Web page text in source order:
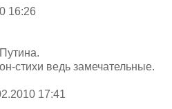
16:26
стихи ведь замечательные.
17:41